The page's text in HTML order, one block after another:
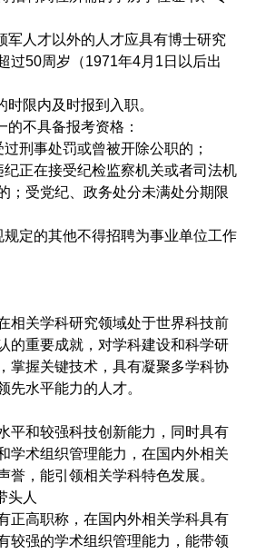
军人才以外的人才应具有博士研究
过50周岁（1971年4月 1 日以后出
时限内及时报到入职。
的不具备报考资格：
刑事处罚或曾被开除公职的；
纪正在接受纪检监察机关或者司法机
；受党纪、政务处分未满处分期限
规定的其他不得招聘为事业单位工作
相关学科研究领域处于世界科技前
的重要成就，对学科建设和科学研
掌握关键技术，具有凝聚多学科协
先水平能力的人才。
平和较强科技创新能力，同时具有
学术组织管理能力，在国内外相关
誉，能引领相关学科特色发展。
头人
正高职称，在国内外相关学科具有
较强的学术组织管理能力，能带领